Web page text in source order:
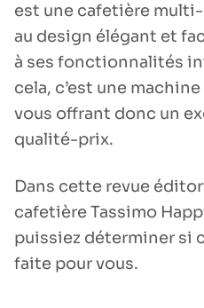
est une cafetière
au design élégant et
à ses fonctionnalités
cela, c’est une
vous offrant donc un
qualité-prix.
Dans cette revue
cafetière Tassimo
puissiez déterminer si
faite pour vous.